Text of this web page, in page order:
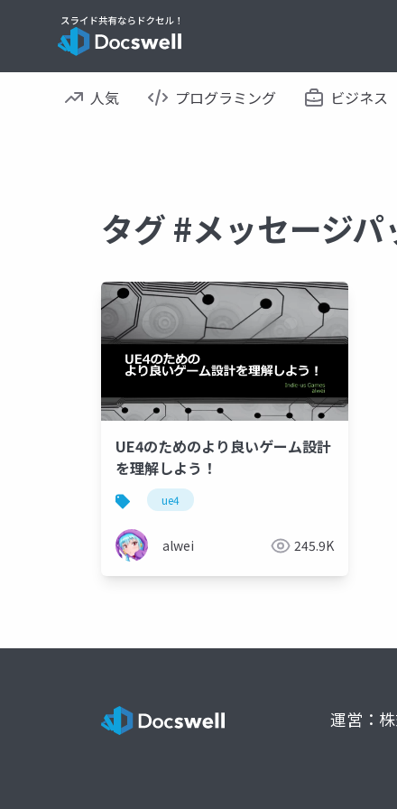
人気 プログラミング ビジネス
タグ #メッセージ
UE4のためのより良いゲーム設計
を理解しよう！
ue4
alwei 245.9K
運営：